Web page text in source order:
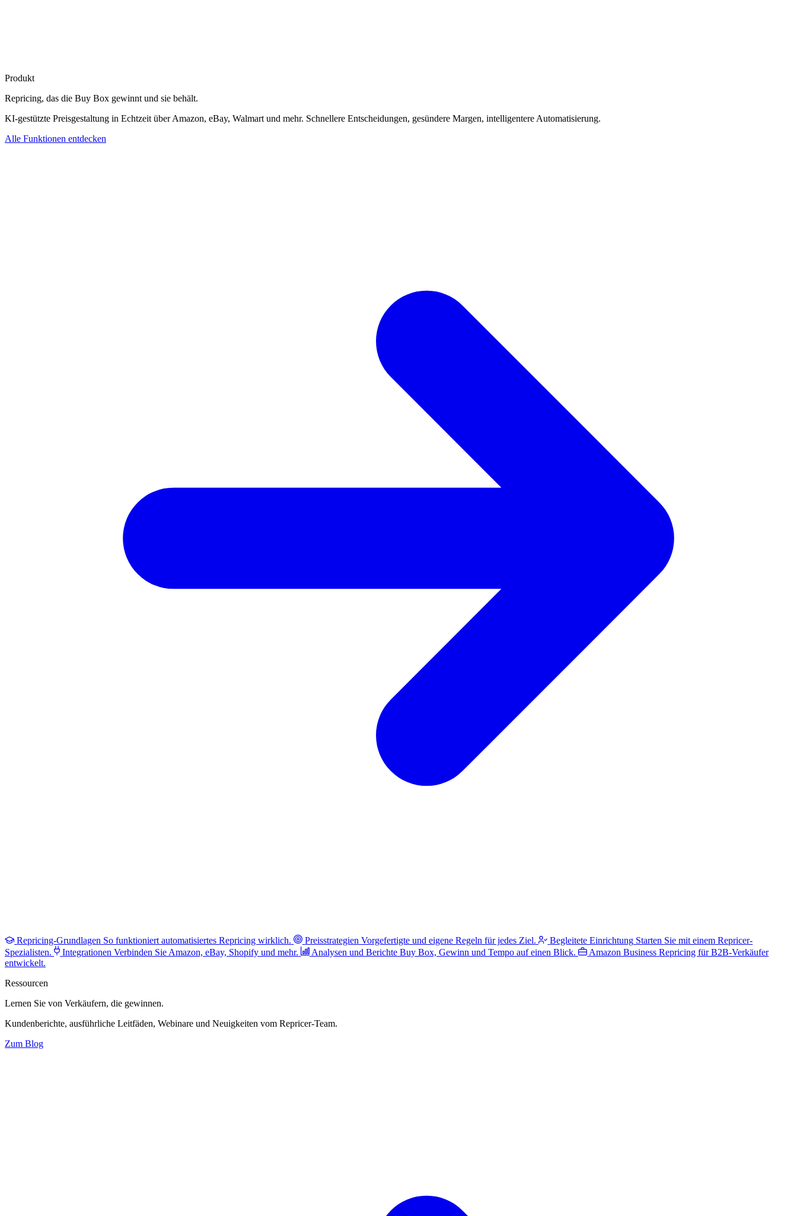
Produkt
Repricing, das die Buy Box gewinnt und sie behält.
KI-gestützte Preisgestaltung in Echtzeit über Amazon, eBay, Walmart und mehr. Schnellere Entscheidungen, gesündere Margen, intelligentere Automatisierung.
Alle Funktionen entdecken
Repricing-Grundlagen So funktioniert automatisiertes Repricing wirklich. Preisstrategien Vorgefertigte und eigene Regeln für jedes Ziel. Begleitete Einrichtung Starten Sie mit einem Repricer-
Spezialisten.
Integrationen Verbinden Sie Amazon, eBay, Shopify und mehr. Analysen und Berichte Buy Box, Gewinn und Tempo auf einen Blick. Amazon Business Repricing für B2B-Verkäufer
entwickelt.
Ressourcen
Lernen Sie von Verkäufern, die gewinnen.
Kundenberichte, ausführliche Leitfäden, Webinare und Neuigkeiten vom Repricer-Team.
Zum Blog